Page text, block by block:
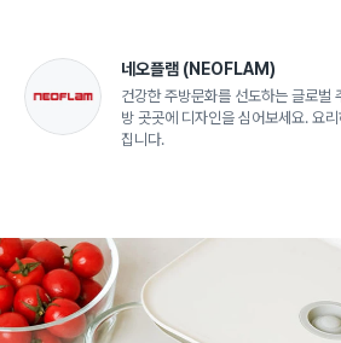
네오플램 (NEOFLAM)
건강한 주방문화를 선도하는 글로벌
방 곳곳에 디자인을 심어보세요. 요
집니다.